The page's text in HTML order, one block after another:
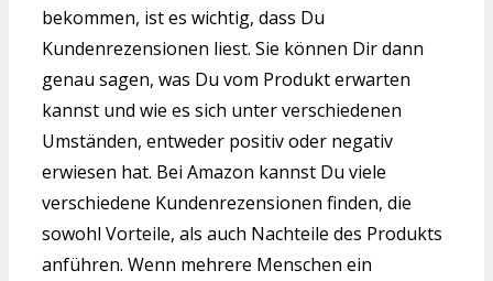
bekommen, ist es wichtig, dass Du
Kundenrezensionen liest. Sie können Dir dann
genau sagen, was Du vom Produkt erwarten
kannst und wie es sich unter verschiedenen
Umständen, entweder positiv oder negativ
erwiesen hat. Bei Amazon kannst Du viele
verschiedene Kundenrezensionen finden, die
sowohl Vorteile, als auch Nachteile des Produkts
anführen. Wenn mehrere Menschen ein